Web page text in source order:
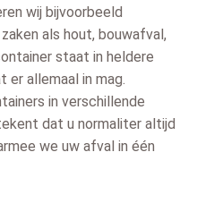
wij bijvoorbeeld
als hout, bouwafval,
staat in heldere
er allemaal in mag.
in verschillende
dat u normaliter altijd
we uw afval in één